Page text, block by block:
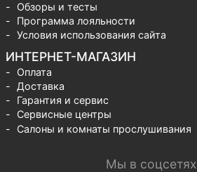
Обзоры и тесты
Программа лояльности
Условия использования сайта
ИНТЕРНЕТ-МАГАЗИН
Оплата
Доставка
Гарантия и сервис
Сервисные центры
Салоны и комнаты прослушивания
Мы в соцсетях